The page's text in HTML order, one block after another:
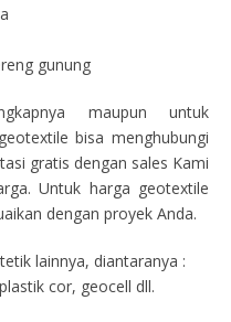
gunung
maupun untuk
bisa menghubungi
gratis dengan sales Kami
Untuk harga geotextile
dengan proyek Anda.
lainnya, diantaranya :
cor, geocell dll.